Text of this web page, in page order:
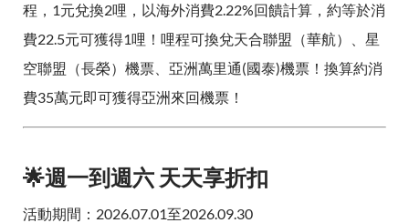
程，1元兌換2哩，以海外消費2.22%回饋計算，約等於消
費22.5元可獲得1哩！哩程可換兌天合聯盟（華航）、星
空聯盟（長榮）機票、亞洲萬里通(國泰)機票！換算約消
費35萬元即可獲得亞洲來回機票！
🌟週一到週六 天天享折扣
活動期間：2026.07.01至2026.09.30